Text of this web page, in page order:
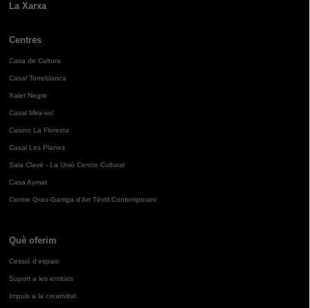
La Xarxa
Centres
Casa de Cultura
Casal Torreblanca
Xalet Negre
Casal Mira-sol
Casino La Floresta
Casal Les Planes
Sala Clavé - La Unió Centre Cultural
Casa Aymat
Centre Grau-Garriga d'Art Tèxtil Contemporani
Què oferim
Cessió d'espais
Suport a les entitats
Impuls a la creativitat